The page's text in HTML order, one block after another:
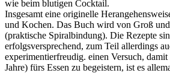
wie beim blutigen Cocktail.
Insgesamt eine originelle
und Kochen. Das Buch wird von Groß
(praktische Spiralbindung). Die Rezepte
erfolgsversprechend, zum Teil allerdings
experimentierfreudig. einen Versuch,
Jahre) fürs Essen zu begeistern, ist es